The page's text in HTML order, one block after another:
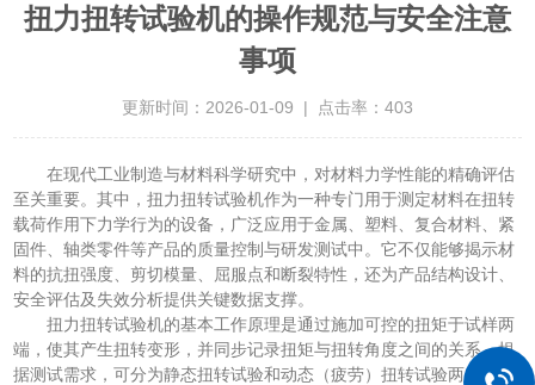
扭力扭转试验机的操作规范与安全注意
事项
更新时间：2026-01-09 | 点击率：403
在现代工业制造与材料科学研究中，对材料力学性能的精确评估
至关重要。其中，扭力扭转试验机作为一种专门用于测定材料在扭转
载荷作用下力学行为的设备，广泛应用于金属、塑料、复合材料、紧
固件、轴类零件等产品的质量控制与研发测试中。它不仅能够揭示材
料的抗扭强度、剪切模量、屈服点和断裂特性，还为产品结构设计、
安全评估及失效分析提供关键数据支撑。
扭力扭转试验机的基本工作原理是通过施加可控的扭矩于试样两
端，使其产生扭转变形，并同步记录扭矩与扭转角度之间的关系。根
据测试需求，可分为静态扭转试验和动态（疲劳）扭转试验两类。静